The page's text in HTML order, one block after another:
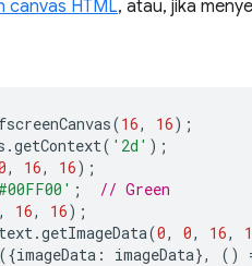
canvas HTML, atau, jika
(16, 16);
.getContext( '2d' );
, 16, 16);
;
// Green
, 16, 16);
.getImageData(0, 0, 16,
({imageData : imageData}, ()